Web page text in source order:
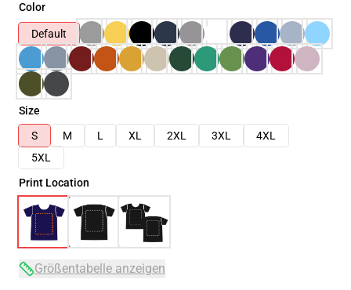
Color
Default
Size
S
M L XL 2XL 3XL
4XL
5XL
Print Location
Größentabelle anzeigen